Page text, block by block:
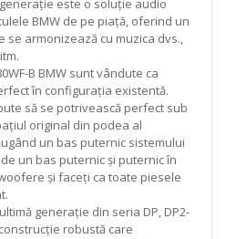
BMW de pe piață, oferind un
se armonizează cu muzica dvs.,
B BMW sunt vândute ca
în configurația existentă.
să se potrivească perfect sub
original din podea al
un bas puternic sistemului
un bas puternic și puternic în
și faceți ca toate piesele
generație din seria DP, DP2-
robustă care